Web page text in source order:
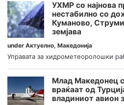
УХМР со најнова
нестабилно со
Куманово,
земјава
under Актуелно, Македонија
Управата за хидрометеоролошки
Млад Македонец
враќаат од
владиниот авион